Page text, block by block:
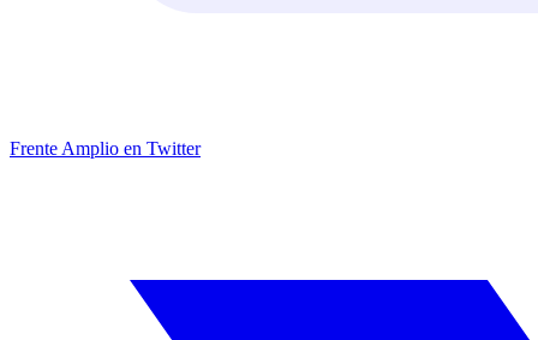
Frente Amplio en Twitter